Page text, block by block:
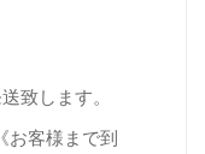
致します。
お客様まで到